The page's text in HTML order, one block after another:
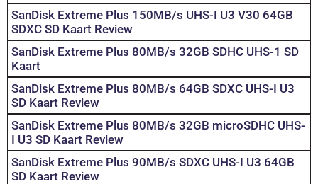
SanDisk Extreme Plus 150MB/s UHS-I U3 V30 64GB
SDXC SD Kaart Review
SanDisk Extreme Plus 80MB/s 32GB SDHC UHS-1 SD
Kaart
SanDisk Extreme Plus 80MB/s 64GB SDXC UHS-I U3
SD Kaart Review
SanDisk Extreme Plus 80MB/s 32GB microSDHC UHS-
I U3 SD Kaart Review
SanDisk Extreme Plus 90MB/s SDXC UHS-I U3 64GB
SD Kaart Review